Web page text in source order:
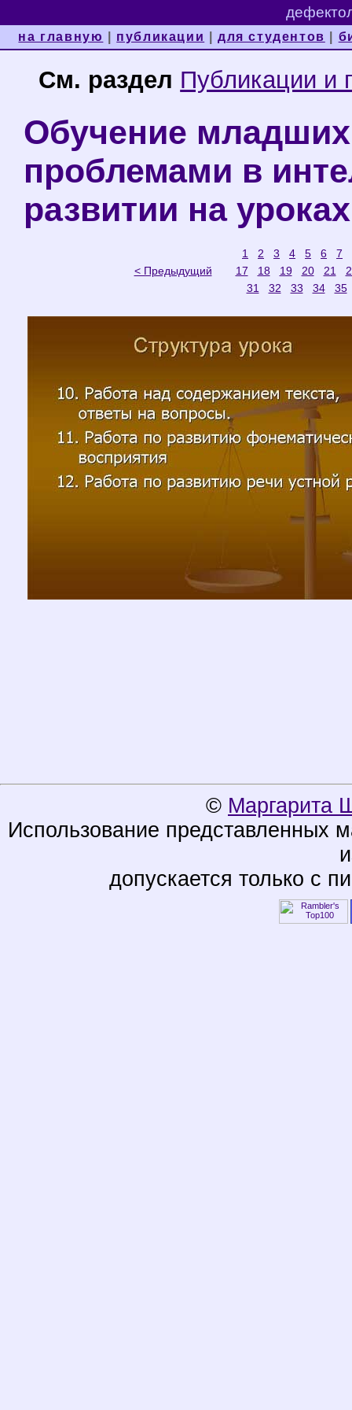
на главную публикации |для студентов
См. раздел Публикации и
Обучение
проблемами в
развитии на
< Предыдущий
1 2 3 4 5 6
7
17
18 19 20 21
31
32 33 34 35
© Маргарита
Использование представленных
допускается только с